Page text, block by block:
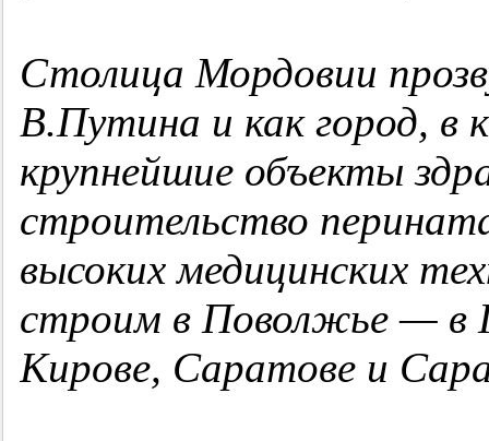
Столица Мордовии
В.Путина и как город, в
крупнейшие объекты
строительство
высоких медицинских
строим в Поволжье — в
Кирове, Саратове и